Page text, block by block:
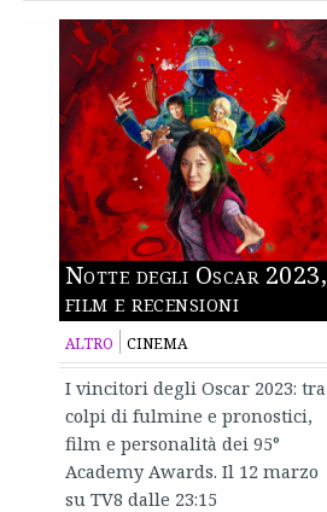
Notte degli Oscar 2023,
film e recensioni
ALTRO CINEMA
I vincitori degli Oscar 2023: tra
colpi di fulmine e pronostici,
film e personalità dei 95°
Academy Awards. Il 12 marzo
su TV8 dalle 23:15